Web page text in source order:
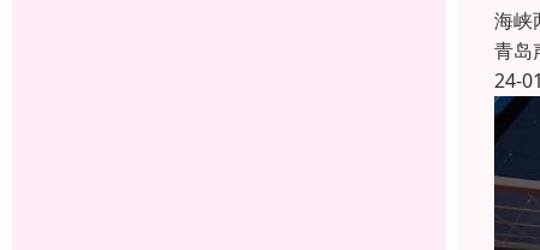
海峡
青岛
24-